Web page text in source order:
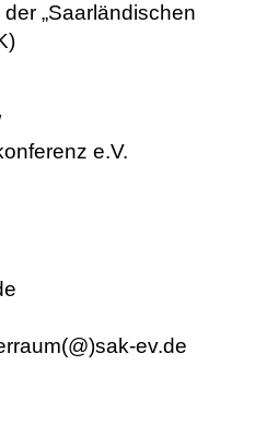
„Saarländischen
e.V.
ev.de